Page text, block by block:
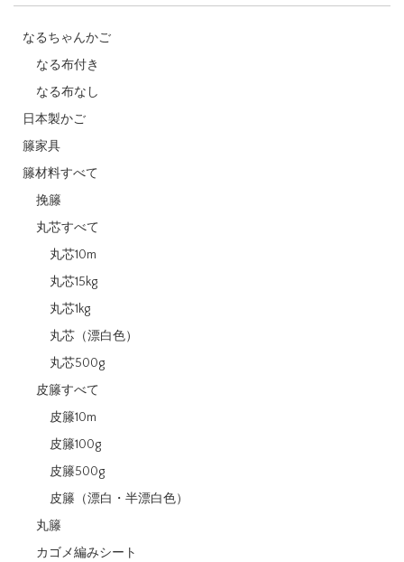
なるちゃんかご
なる布付き
なる布なし
日本製かご
籐家具
籐材料すべて
挽籐
丸芯すべて
丸芯10m
丸芯15kg
丸芯1kg
丸芯（漂白色）
丸芯500g
皮籐すべて
皮籐10m
皮籐100g
皮籐500g
皮籐（漂白・半漂白色）
丸籐
カゴメ編みシート